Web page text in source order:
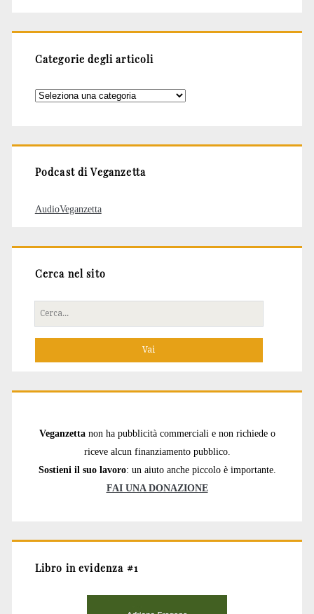
Categorie degli articoli
Categorie
Podcast di Veganzetta
AudioVeganzetta
Cerca nel sito
Cerca
per:
Veganzetta non ha pubblicità commerciali e non richiede o
riceve alcun finanziamento pubblico.
Sostieni il suo lavoro: un aiuto anche piccolo è importante.
FAI UNA DONAZIONE
Libro in evidenza #1